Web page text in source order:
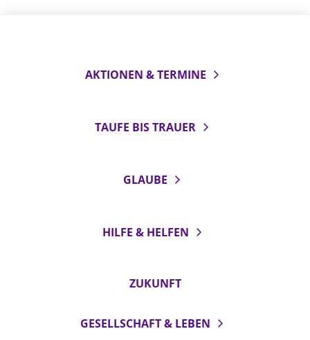
AKTIONEN & TERMINE
TAUFE BIS TRAUER
GLAUBE
HILFE & HELFEN
ZUKUNFT
GESELLSCHAFT & LEBEN